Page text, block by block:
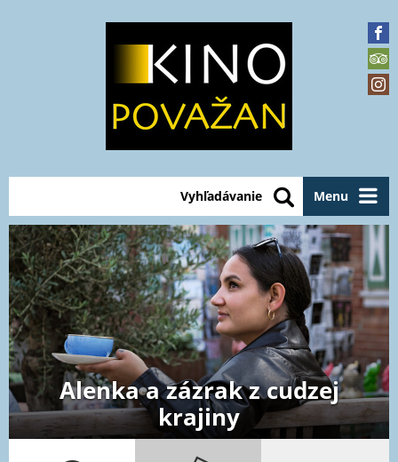
Menu
Vyhľadávanie
Alenka a zázrak z cudzej
krajiny